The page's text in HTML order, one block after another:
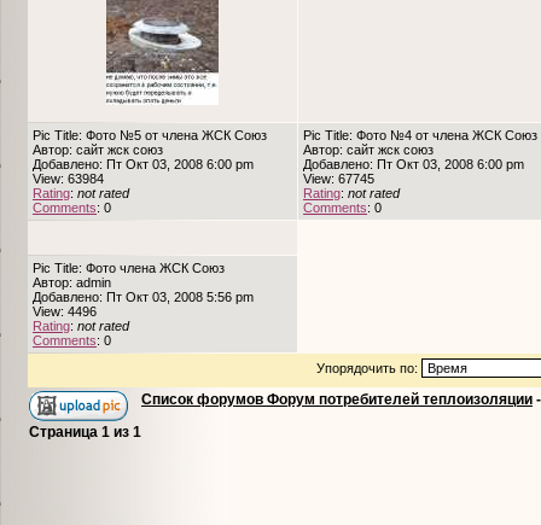
Pic Title: Фото №5 от члена ЖСК Союз
Автор: сайт жск союз
Добавлено: Пт Окт 03, 2008 6:00 pm
View: 63984
Rating: not rated
Comments: 0
Pic Title: Фото №4 от члена ЖСК Союз
Автор: сайт жск союз
Добавлено: Пт Окт 03, 2008 6:00 pm
View: 67745
Rating: not rated
Comments: 0
Pic Title: Фото члена ЖСК Союз
Автор: admin
Добавлено: Пт Окт 03, 2008 5:56 pm
View: 4496
Rating: not rated
Comments: 0
Упорядочить по:
Список форумов Форум потребителей теплоизоляции
Страница 1 из 1